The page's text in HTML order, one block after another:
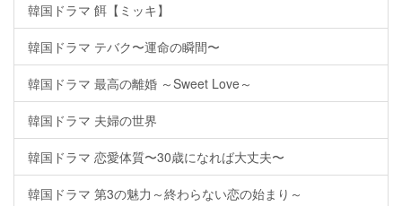
韓国ドラマ 餌【ミッキ】
韓国ドラマ テバク〜運命の瞬間〜
韓国ドラマ 最高の離婚 ～Sweet Love～
韓国ドラマ 夫婦の世界
韓国ドラマ 恋愛体質〜30歳になれば大丈夫〜
韓国ドラマ 第3の魅力～終わらない恋の始まり～